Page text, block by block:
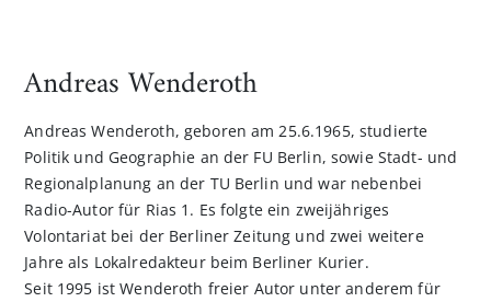
Bildgalerie
Andreas Wenderoth
Andreas Wenderoth, geboren am 25.6.1965, studierte
Politik und Geographie an der FU Berlin, sowie Stadt- und
Regionalplanung an der TU Berlin und war nebenbei
Radio-Autor für Rias 1. Es folgte ein zweijähriges
Volontariat bei der Berliner Zeitung und zwei weitere
Jahre als Lokalredakteur beim Berliner Kurier.
Seit 1995 ist Wenderoth freier Autor unter anderem für